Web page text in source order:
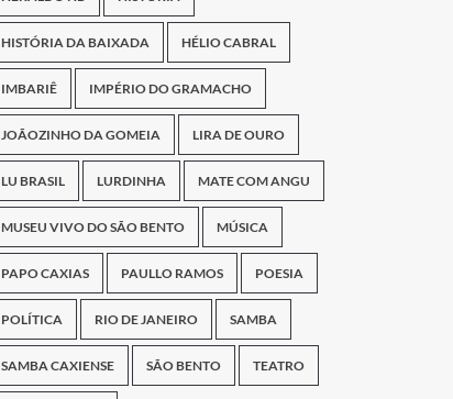
HISTÓRIA DA BAIXADA HÉLIO CABRAL
IMBARIÊ IMPÉRIO DO GRAMACHO
JOÃOZINHO DA GOMEIA LIRA DE OURO
LU BRASIL LURDINHA MATE COM ANGU
MUSEU VIVO DO SÃO BENTO MÚSICA
PAPO CAXIAS PAULLO RAMOS POESIA
POLÍTICA RIO DE JANEIRO SAMBA
SAMBA CAXIENSE SÃO BENTO TEATRO